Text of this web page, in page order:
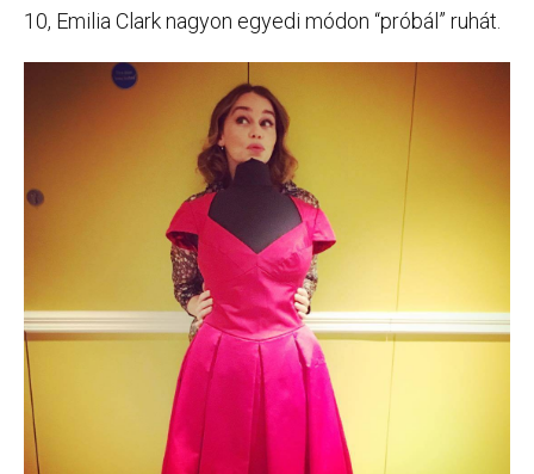
10, Emilia Clark nagyon egyedi módon “próbál” ruhát.